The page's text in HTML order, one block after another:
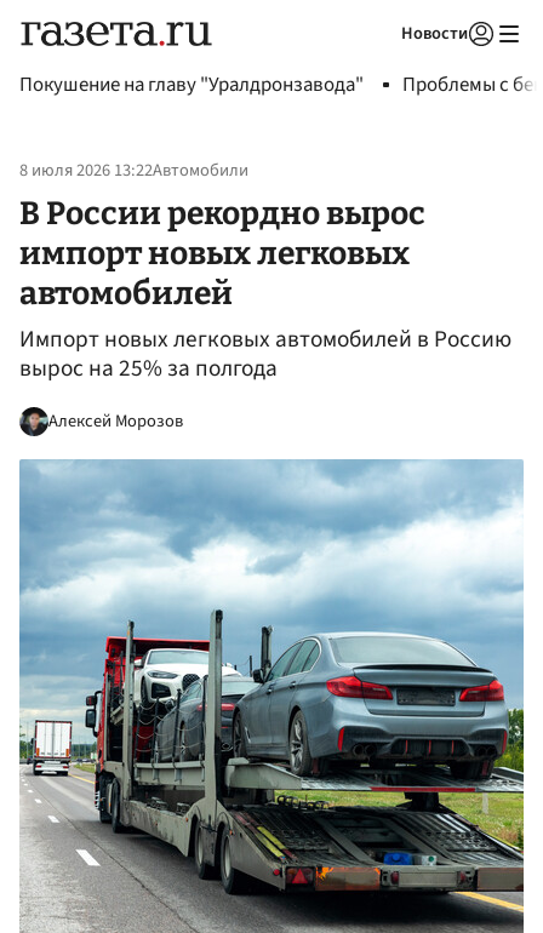
Новости
Покушение на главу "Уралдронзавода" Проблемы с
8 июля 2026 13:22Автомобили
В России рекордно вырос
импорт новых легковых
автомобилей
Импорт новых легковых автомобилей в Россию
вырос на 25% за полгода
Алексей Морозов